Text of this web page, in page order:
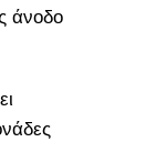
άνοδο